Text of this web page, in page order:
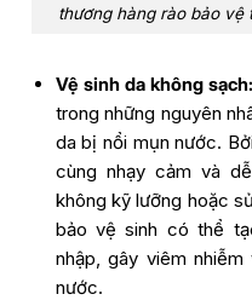
thương hàng rào bảo vệ
Vệ sinh da không sạch:
trong những nguyên
da bị nổi mụn nước.
cùng nhạy cảm và
không kỹ lưỡng hoặc
bảo vệ sinh có thể
nhập, gây viêm
nước.